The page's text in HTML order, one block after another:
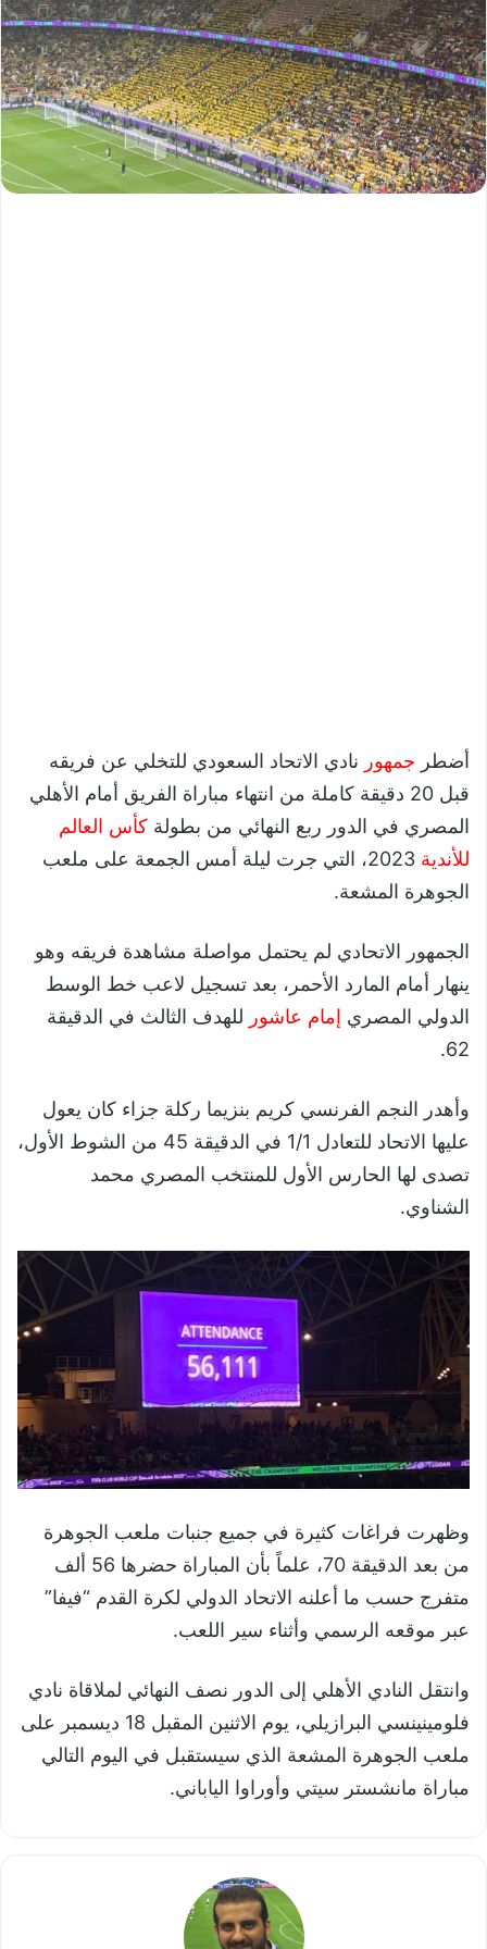
أضطر جمهور نادي الاتحاد السعودي للتخلي عن فريقه
قبل 20 دقيقة كاملة من انتهاء مباراة الفريق أمام الأهلي
المصري في الدور ربع النهائي من بطولة كأس العالم
للأندية
2023، التي جرت ليلة أمس الجمعة على ملعب
الجوهرة المشعة.
الجمهور الاتحادي لم يحتمل مواصلة مشاهدة فريقه وهو
ينهار أمام المارد الأحمر، بعد تسجيل لاعب خط الوسط
الدولي المصري إمام عاشور للهدف الثالث في الدقيقة
62.
وأهدر النجم الفرنسي كريم بنزيما ركلة جزاء كان يعول
عليها الاتحاد للتعادل 1/1 في الدقيقة 45 من الشوط الأول،
تصدى لها الحارس الأول للمنتخب المصري محمد
الشناوي.
وظهرت فراغات كثيرة في جميع جنبات ملعب الجوهرة
من بعد الدقيقة 70، علماً بأن المباراة حضرها 56 ألف
متفرج حسب ما أعلنه الاتحاد الدولي لكرة القدم “فيفا”
عبر موقعه الرسمي وأثناء سير اللعب.
وانتقل النادي الأهلي إلى الدور نصف النهائي لملاقاة نادي
فلومينينسي البرازيلي، يوم الاثنين المقبل 18 ديسمبر على
ملعب الجوهرة المشعة الذي سيستقبل في اليوم التالي
مباراة مانشستر سيتي وأوراوا الياباني.